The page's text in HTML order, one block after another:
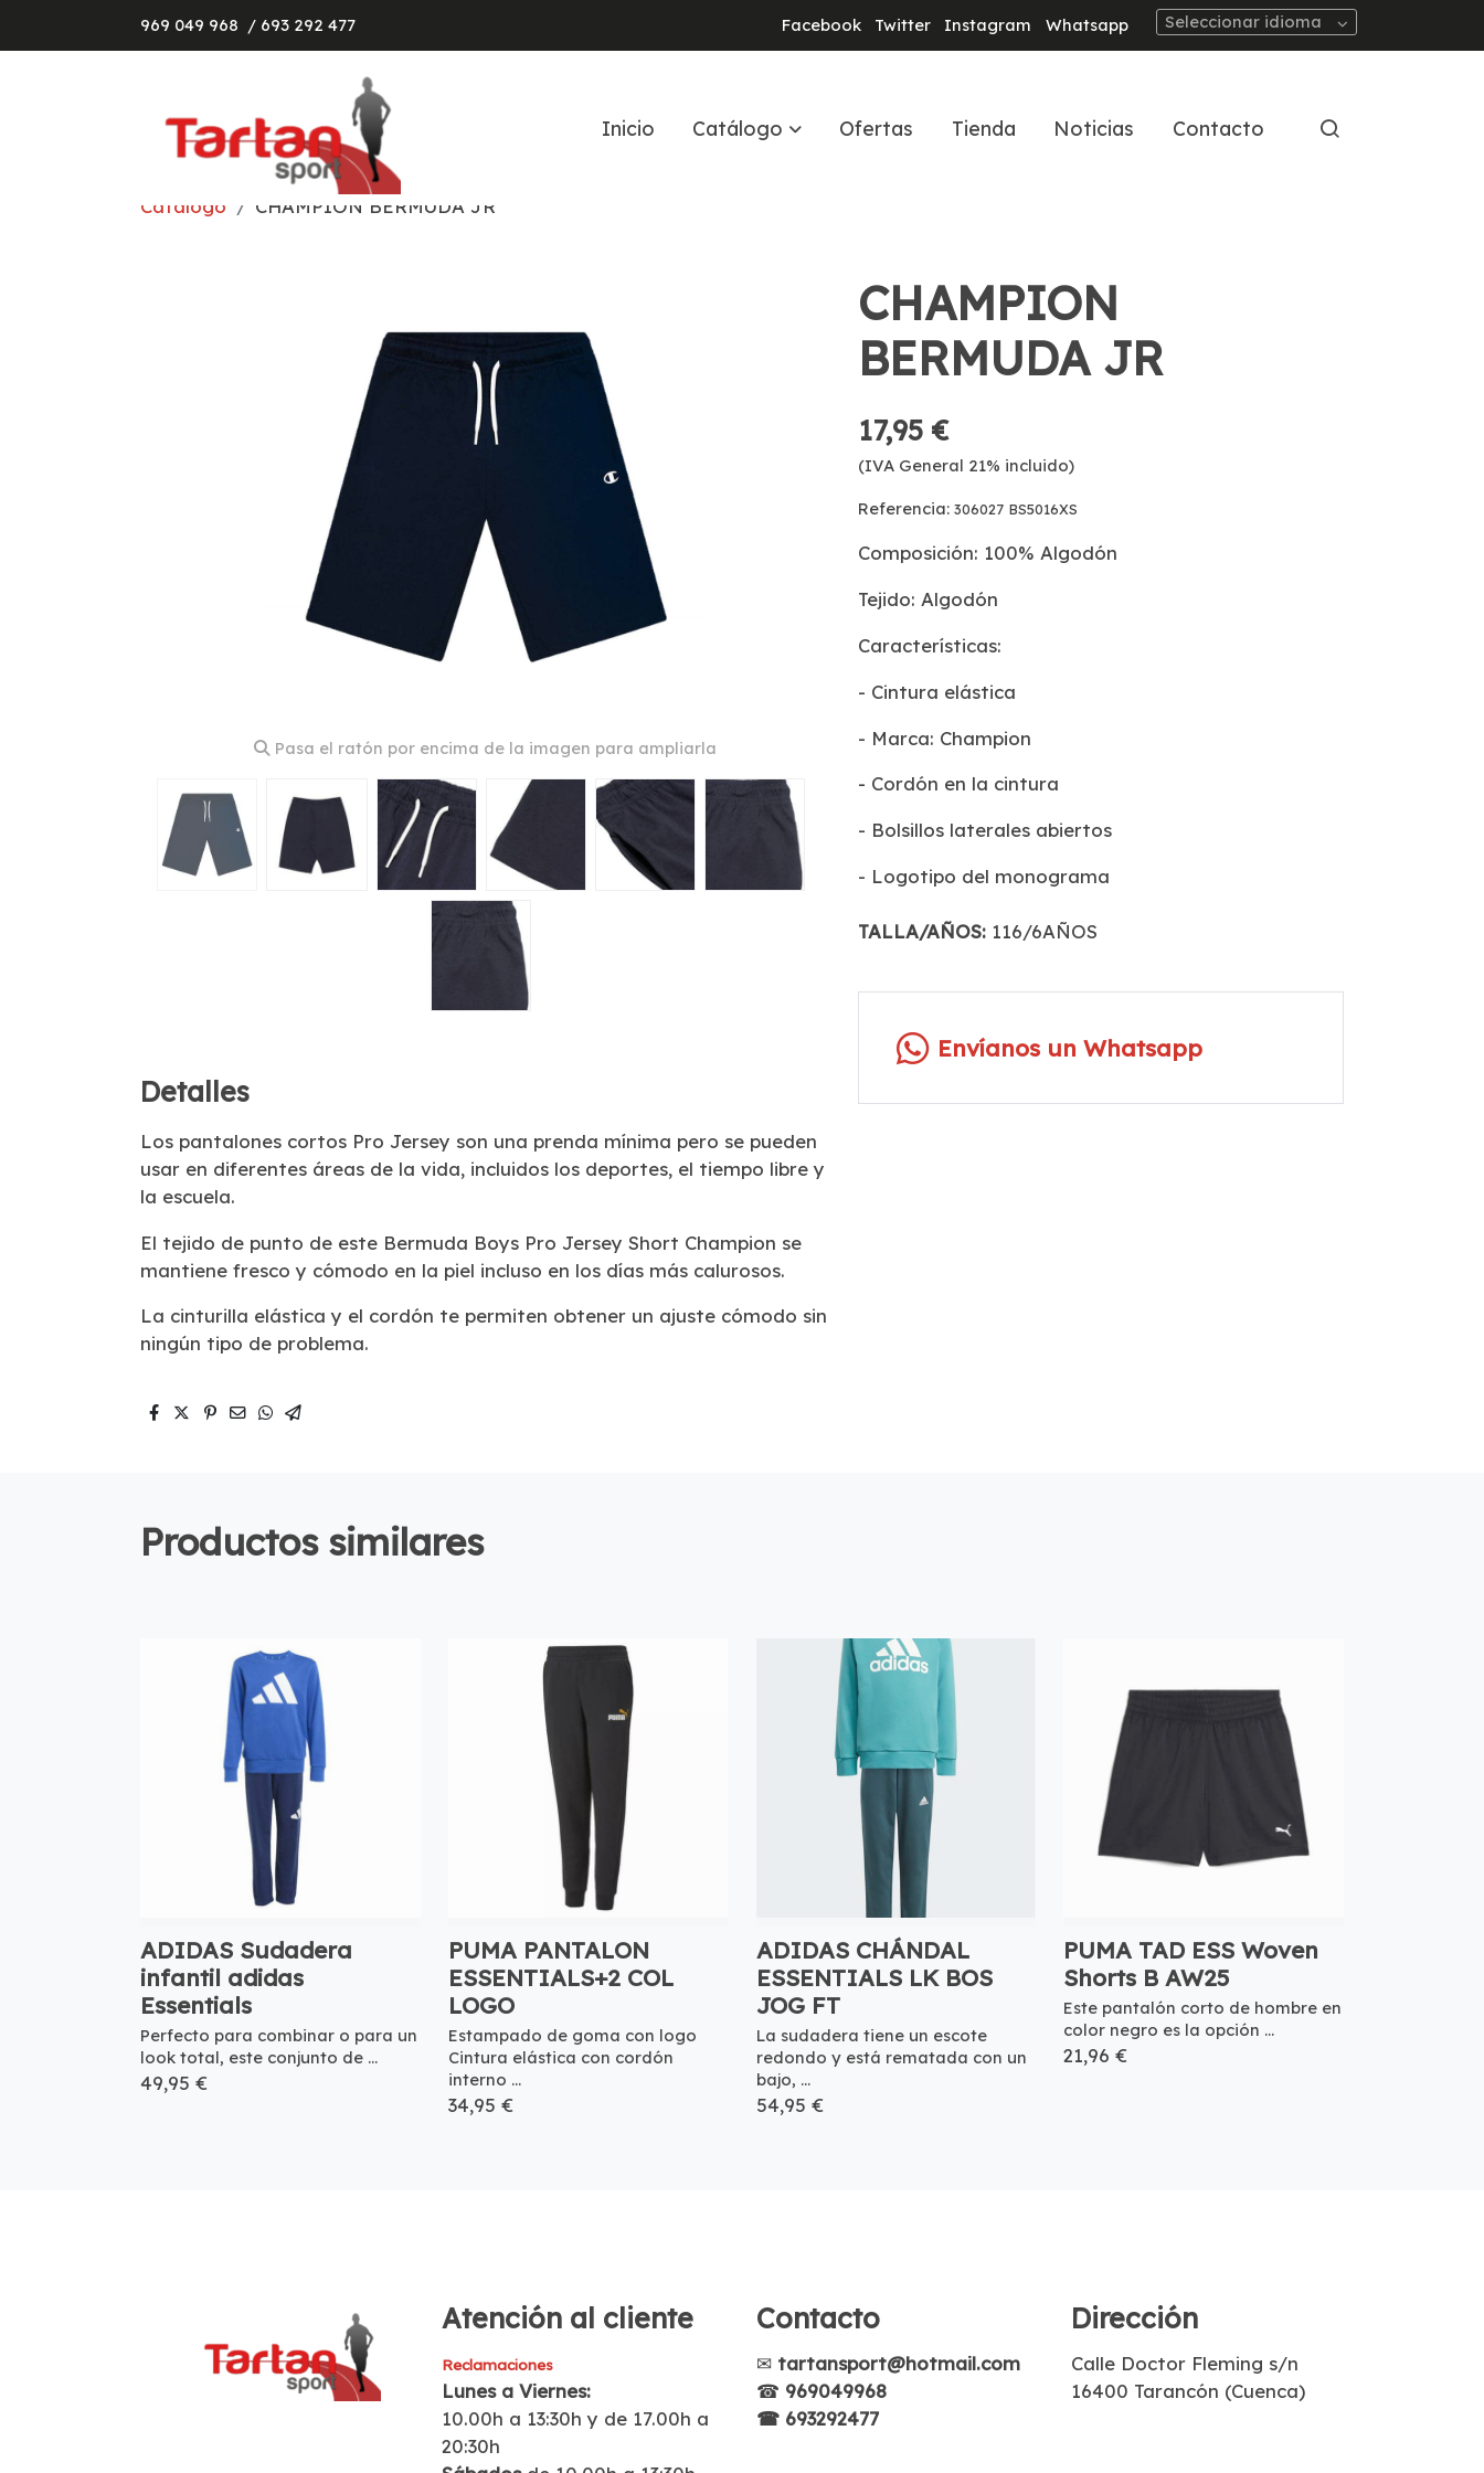
969 049 968 / 693 292 477 Facebook Twitter Instagram Whatsapp Seleccionar idioma
Inicio Catálogo Ofertas Tienda Noticias Contacto
Catálogo CHAMPION BERMUDA JR
Pasa el ratón por encima de la imagen para ampliarla
Detalles
Los pantalones cortos Pro Jersey son una prenda mínima pero se pueden
usar en diferentes áreas de la vida, incluidos los deportes, el tiempo libre y
la escuela.
El tejido de punto de este Bermuda Boys Pro Jersey Short Champion se
mantiene fresco y cómodo en la piel incluso en los días más calurosos.
La cinturilla elástica y el cordón te permiten obtener un ajuste cómodo sin
ningún tipo de problema.
CHAMPION
BERMUDA JR
17,95 €
(IVA General 21% incluido)
Referencia:306027 BS5016XS
Composición: 100% Algodón
Tejido: Algodón
Características:
- Cintura elástica
- Marca: Champion
- Cordón en la cintura
- Bolsillos laterales abiertos
- Logotipo del monograma
TALLA/AÑOS: 116/6AÑOS
Envíanos un Whatsapp
Productos similares
ADIDAS Sudadera
infantil adidas
Essentials
Perfecto para combinar o para un
look total, este conjunto de ...
49,95 €
PUMA PANTALON
ESSENTIALS+2 COL
LOGO
Estampado de goma con logo
Cintura elástica con cordón
interno ...
34,95 €
ADIDAS CHÁNDAL
ESSENTIALS LK BOS
JOG FT
La sudadera tiene un escote
redondo y está rematada con un
bajo, ...
54,95 €
PUMA TAD ESS Woven
Shorts B AW25
Este pantalón corto de hombre en
color negro es la opción ...
21,96 €
Atención al cliente
Reclamaciones
Lunes a Viernes:
10.00h a 13:30h y de 17.00h a
20:30h
Contacto
✉ tartansport@hotmail.com
☎ 969049968
☎ 693292477
Dirección
Calle Doctor Fleming s/n
16400 Tarancón (Cuenca)